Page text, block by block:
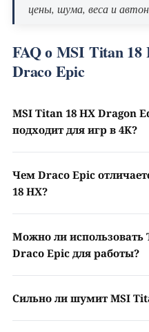
цены, шума, веса и
FAQ о MSI Titan
Draco Epic
MSI Titan 18 HX Dragon
подходит для игр в 4K?
Чем Draco Epic
18 HX?
Можно ли использовать
Draco Epic для работы?
Сильно ли шумит MSI